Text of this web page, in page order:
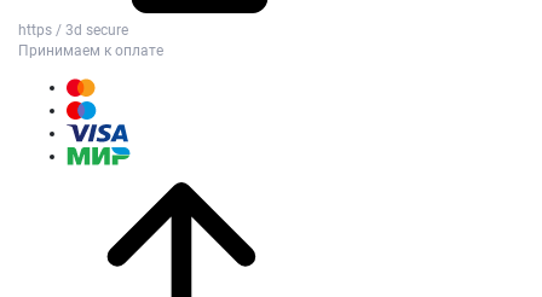
https / 3d secure
Принимаем к оплате